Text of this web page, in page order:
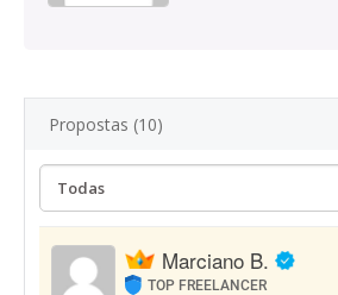
Propostas (10)
Marciano B.
TOP FREELANCER